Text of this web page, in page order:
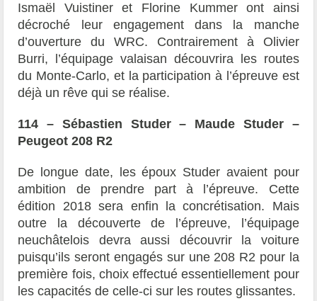
Ismaël Vuistiner et Florine Kummer ont ainsi
décroché leur engagement dans la manche
d’ouverture du WRC. Contrairement à Olivier
Burri, l’équipage valaisan découvrira les routes
du Monte-Carlo, et la participation à l’épreuve est
déjà un rêve qui se réalise.
114 – Sébastien Studer – Maude Studer –
Peugeot 208 R2
De longue date, les époux Studer avaient pour
ambition de prendre part à l’épreuve. Cette
édition 2018 sera enfin la concrétisation. Mais
outre la découverte de l’épreuve, l’équipage
neuchâtelois devra aussi découvrir la voiture
puisqu’ils seront engagés sur une 208 R2 pour la
première fois, choix effectué essentiellement pour
les capacités de celle-ci sur les routes glissantes.